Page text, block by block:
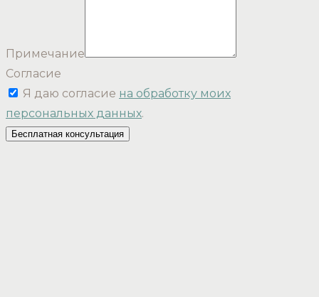
Примечание
Согласие
Я даю согласие на обработку моих
персональных данных.
Бесплатная консультация